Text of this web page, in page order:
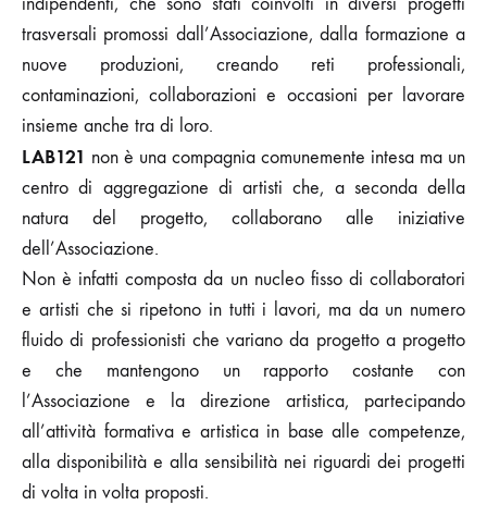
trasversali promossi dall’Associazione, dalla formazione a
nuove produzioni, creando reti professionali,
contaminazioni, collaborazioni e occasioni per lavorare
insieme anche tra di loro.
LAB121 non è una compagnia comunemente intesa ma un
centro di aggregazione di artisti che, a seconda della
natura del progetto, collaborano alle iniziative
dell’Associazione.
Non è infatti composta da un nucleo fisso di collaboratori
e artisti che si ripetono in tutti i lavori, ma da un numero
fluido di professionisti che variano da progetto a progetto
e che mantengono un rapporto costante con
l’Associazione e la direzione artistica, partecipando
all’attività formativa e artistica in base alle competenze,
alla disponibilità e alla sensibilità nei riguardi dei progetti
di volta in volta proposti.